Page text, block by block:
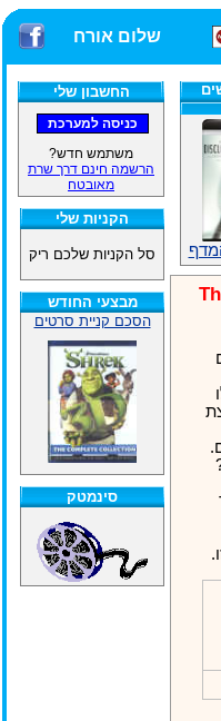
שלום אורח
החשבון שלי
משתמש חדש?
הרשמה חינם דרך שרת
מאובטח
הקניות שלי
סל הקניות שלכם ריק
מבצעי החודש
הסכם קניית סרטים
סינמטק